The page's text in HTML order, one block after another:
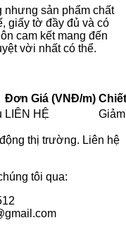
nhưng sản phẩm chất
giấy tờ đầy đủ và có
cam kết mang đến
vời nhất có thể.
Đơn Giá (VNĐ/m)
LIÊN HỆ
thị trường. Liên hệ
tôi qua: